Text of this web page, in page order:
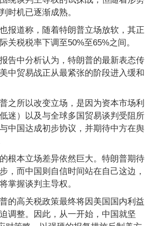
时机已逐渐成熟。
报道称，随着特朗普立场放软，其正
关税税率下调至50%至65%之间。
告中分析认为，特朗普的最新表态传
中贸易战正从最紧张的阶段进入缓和
之所以改变立场，是因为资本市场利
迷）以及与全球多国贸易谈判受阻所
中国达成初步协议，并期待中方在舆
根本立场差异依然巨大。特朗普期待
，而中国则自信时间站在自己这边，
掌握谈判主导权。
的高关税政策最终将因美国国内利益
调整。因此，从一开始，中国就坚